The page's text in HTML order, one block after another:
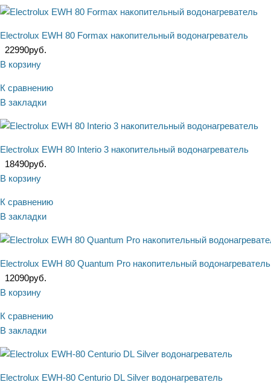
Electrolux EWH 80 Formax накопительный водонагреватель
22990руб.
В корзину
К сравнению
В закладки
Electrolux EWH 80 Interio 3 накопительный водонагреватель
18490руб.
В корзину
К сравнению
В закладки
Electrolux EWH 80 Quantum Pro накопительный водонагреватель
12090руб.
В корзину
К сравнению
В закладки
Electrolux EWH-80 Centurio DL Silver водонагреватель